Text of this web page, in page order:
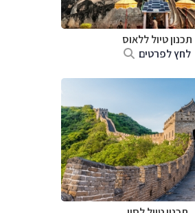
תכנון טיולללאוס
לחץ לפרטים